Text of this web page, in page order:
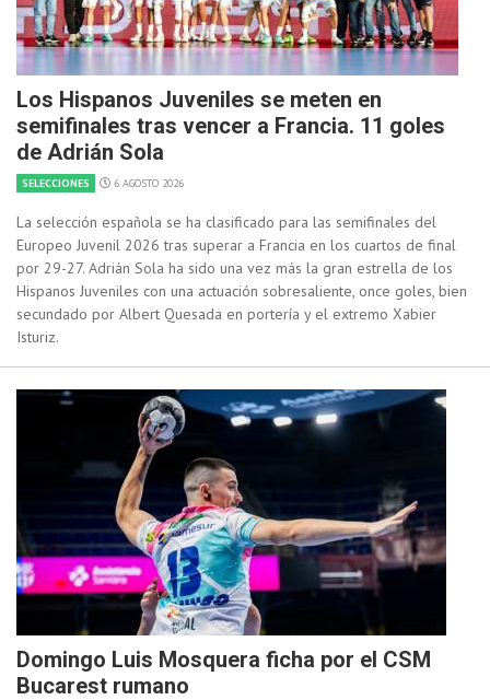
Los Hispanos Juveniles se meten en
semifinales tras vencer a Francia. 11 goles
de Adrián Sola
SELECCIONES 6 AGOSTO 2026
La selección española se ha clasificado para las semifinales del
Europeo Juvenil 2026 tras superar a Francia en los cuartos de final
por 29-27. Adrián Sola ha sido una vez más la gran estrella de los
Hispanos Juveniles con una actuación sobresaliente, once goles, bien
secundado por Albert Quesada en portería y el extremo Xabier
Isturiz.
Domingo Luis Mosquera ficha por el CSM
Bucarest rumano